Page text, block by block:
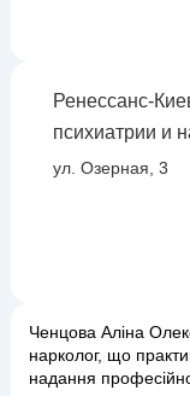
Ренессанс-
психиатрии и
ул. Озерная, 3
Ченцова Аліна
нарколог, що
надання